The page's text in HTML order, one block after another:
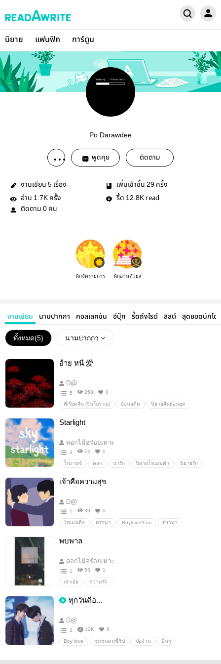
นิยาย แฟนฟิค การ์ตูน
Po Darawdee
พูดคุย ติดตาม
งานเขียน 5 เรื่อง เพิ่มเข้าชั้น 29 ครั้ง
อ่าน 1.7K ครั้ง รี้ด 12.8K read
ติดตาม 0 คน
นักจัดรายการ นักอ่านตัวยง
งานเขียน นามปากกา คอลเลคชัน อีบุ๊ก รี้ดถึงไรต์ ลิสต์ สุดยอดนักโด
ทั้งหมด(5) นามปากกา
อ้าย หนี่ 爱
D@
5 258 0
พีเรียดจีน (จีนโบราณ) ย้อนอดีต นิยายจีนย้อนยุค
Starlight
ดอกไม้อร่อยเหาะ
3 74 0
โรมานซ์ ตลก น่ารัก นิยายโรแมนติก นิยายรัก
เจ้าคือความสุข
D@
1 39 0
โรแมนติก ดรามา Boylove/Yaoi ดราม่า
พบพาล
ดอกไม้อร่อยเหาะ
1 53 1
เล่าเอ๋ย ความรัก
ทุกวันคือ...
D@
2 12K 6
Boy love ชุมชนคนขี้ชิป ป๋อจ้าน อื่นๆ